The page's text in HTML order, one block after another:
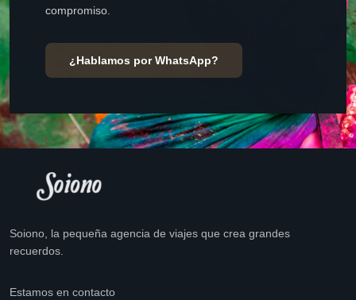
compromiso.
¿Hablamos por WhatsApp?
Soiono, la pequeña agencia de viajes que crea grandes
recuerdos.
Estamos en contacto